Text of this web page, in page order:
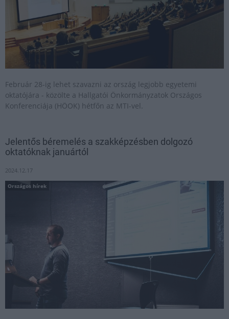
Február 28-ig lehet szavazni az ország legjobb egyetemi
oktatójára - közölte a Hallgatói Önkormányzatok Országos
Konferenciája (HÖOK) hétfőn az MTI-vel.
Jelentős béremelés a szakképzésben dolgozó
oktatóknak januártól
2024.12.17
Országos hírek